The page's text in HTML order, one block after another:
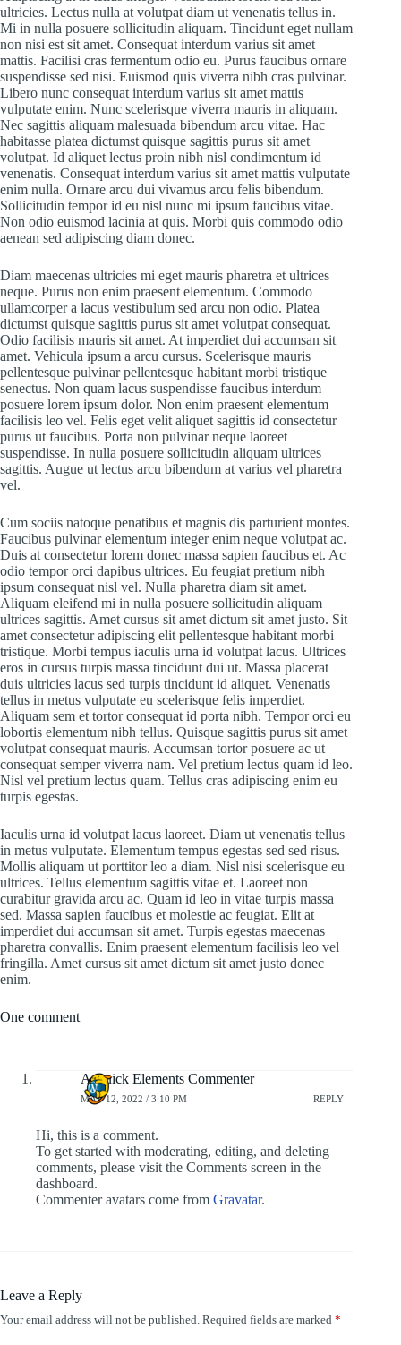
ultricies. Lectus nulla at volutpat diam ut venenatis tellus in.
Mi in nulla posuere sollicitudin aliquam. Tincidunt eget nullam
non nisi est sit amet. Consequat interdum varius sit amet
mattis. Facilisi cras fermentum odio eu. Purus faucibus ornare
suspendisse sed nisi. Euismod quis viverra nibh cras pulvinar.
Libero nunc consequat interdum varius sit amet mattis
vulputate enim. Nunc scelerisque viverra mauris in aliquam.
Nec sagittis aliquam malesuada bibendum arcu vitae. Hac
habitasse platea dictumst quisque sagittis purus sit amet
volutpat. Id aliquet lectus proin nibh nisl condimentum id
venenatis. Consequat interdum varius sit amet mattis vulputate
enim nulla. Ornare arcu dui vivamus arcu felis bibendum.
Sollicitudin tempor id eu nisl nunc mi ipsum faucibus vitae.
Non odio euismod lacinia at quis. Morbi quis commodo odio
aenean sed adipiscing diam donec.
Diam maecenas ultricies mi eget mauris pharetra et ultrices
neque. Purus non enim praesent elementum. Commodo
ullamcorper a lacus vestibulum sed arcu non odio. Platea
dictumst quisque sagittis purus sit amet volutpat consequat.
Odio facilisis mauris sit amet. At imperdiet dui accumsan sit
amet. Vehicula ipsum a arcu cursus. Scelerisque mauris
pellentesque pulvinar pellentesque habitant morbi tristique
senectus. Non quam lacus suspendisse faucibus interdum
posuere lorem ipsum dolor. Non enim praesent elementum
facilisis leo vel. Felis eget velit aliquet sagittis id consectetur
purus ut faucibus. Porta non pulvinar neque laoreet
suspendisse. In nulla posuere sollicitudin aliquam ultrices
sagittis. Augue ut lectus arcu bibendum at varius vel pharetra
vel.
Cum sociis natoque penatibus et magnis dis parturient montes.
Faucibus pulvinar elementum integer enim neque volutpat ac.
Duis at consectetur lorem donec massa sapien faucibus et. Ac
odio tempor orci dapibus ultrices. Eu feugiat pretium nibh
ipsum consequat nisl vel. Nulla pharetra diam sit amet.
Aliquam eleifend mi in nulla posuere sollicitudin aliquam
ultrices sagittis. Amet cursus sit amet dictum sit amet justo. Sit
amet consectetur adipiscing elit pellentesque habitant morbi
tristique. Morbi tempus iaculis urna id volutpat lacus. Ultrices
eros in cursus turpis massa tincidunt dui ut. Massa placerat
duis ultricies lacus sed turpis tincidunt id aliquet. Venenatis
tellus in metus vulputate eu scelerisque felis imperdiet.
Aliquam sem et tortor consequat id porta nibh. Tempor orci eu
lobortis elementum nibh tellus. Quisque sagittis purus sit amet
volutpat consequat mauris. Accumsan tortor posuere ac ut
consequat semper viverra nam. Vel pretium lectus quam id leo.
Nisl vel pretium lectus quam. Tellus cras adipiscing enim eu
turpis egestas.
Iaculis urna id volutpat lacus laoreet. Diam ut venenatis tellus
in metus vulputate. Elementum tempus egestas sed sed risus.
Mollis aliquam ut porttitor leo a diam. Nisl nisi scelerisque eu
ultrices. Tellus elementum sagittis vitae et. Laoreet non
curabitur gravida arcu ac. Quam id leo in vitae turpis massa
sed. Massa sapien faucibus et molestie ac feugiat. Elit at
imperdiet dui accumsan sit amet. Turpis egestas maecenas
pharetra convallis. Enim praesent elementum facilisis leo vel
fringilla. Amet cursus sit amet dictum sit amet justo donec
enim.
One comment
A Quick Elements Commenter
MAY 12, 2022 / 3:10 PM REPLY
Hi, this is a comment.
To get started with moderating, editing, and deleting
comments, please visit the Comments screen in the
dashboard.
Commenter avatars come from Gravatar.
Leave a Reply
Your email address will not be published. Required fields are marked *